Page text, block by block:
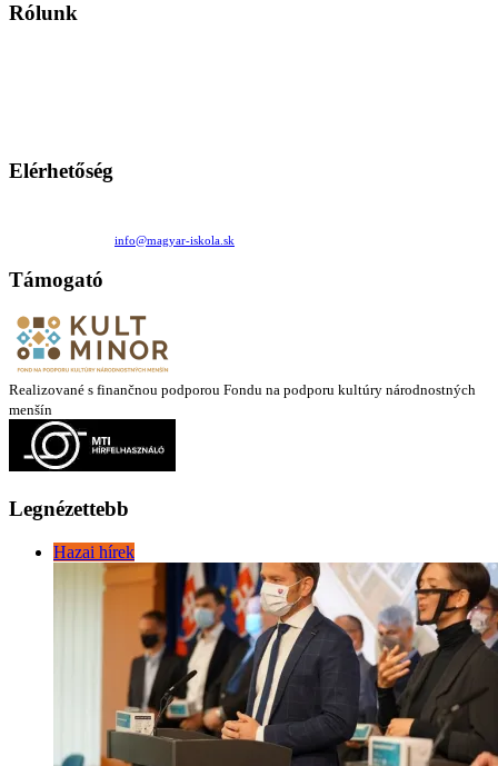
Rólunk
Elérhetőség
info@magyar-iskola.sk
Támogató
Realizované s finančnou podporou Fondu na podporu kultúry národnostných
menšín
Legnézettebb
Hazai hírek